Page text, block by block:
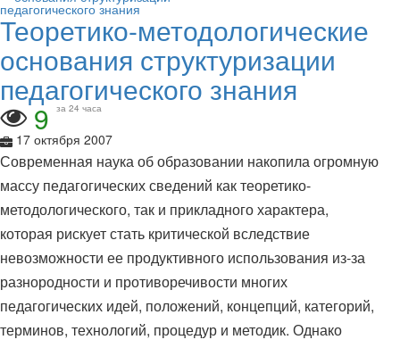
Теоретико-методологические
основания структуризации
педагогического знания
9 за 24 часа
17 октября 2007
Современная наука об образовании накопила огромную
массу педагогических сведений как теоретико-
методологического, так и прикладного характера,
которая рискует стать критической вследствие
невозможности ее продуктивного использования из-за
разнородности и противоречивости многих
педагогических идей, положений, концепций, категорий,
терминов, технологий, процедур и методик. Однако